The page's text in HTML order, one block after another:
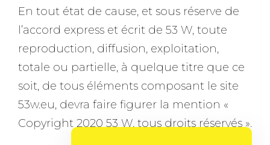
En tout état de cause, et sous réserve de
l’accord express et écrit de 53 W, toute
reproduction, diffusion, exploitation,
totale ou partielle, à quelque titre que ce
soit, de tous éléments composant le site
53w.eu, devra faire figurer la mention «
Copyright 2020 53 W, tous droits réservés ».